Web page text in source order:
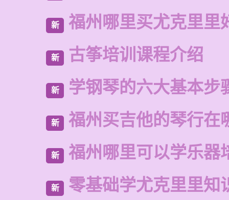
新 福州哪里买尤克里里
新 古筝培训课程介绍
新 学钢琴的六大基本步
新 福州买吉他的琴行在
新 福州哪里可以学乐器
新 零基础学尤克里里知